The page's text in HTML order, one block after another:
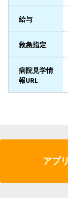
給与
救急指定
病院見学情
報URL
アプ